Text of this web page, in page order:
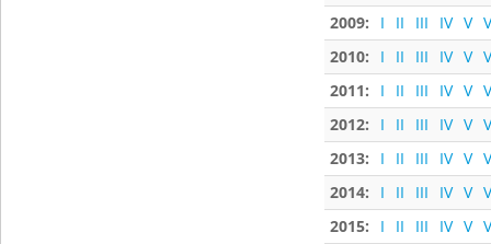
2009:
I II III IV V
2010:
I II III IV V
2011:
I II III IV V
2012:
I II III IV V
2013:
I II III IV V
2014:
I II III IV V
2015:
I II III IV V